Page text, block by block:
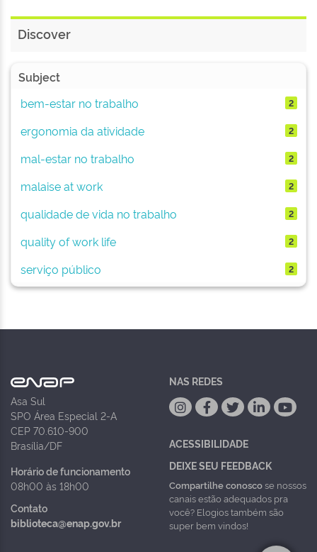
Discover
Subject
bem-estar no trabalho
2
ergonomia da atividade 2
mal-estar no trabalho 2
malaise at work 2
qualidade de vida no trabalho 2
quality of work life 2
serviço público 2
Asa Sul
SPO Área Especial 2-A
CEP 70.610-900
Brasília/DF
Horário de funcionamento
08h00 às 18h00
Contato
biblioteca@enap.gov.br
NAS REDES
ACESSIBILIDADE
DEIXE SEU FEEDBACK
Compartilhe conoscose nossos
canais estão adequados pra
você? Elogios também são
super bem vindos!